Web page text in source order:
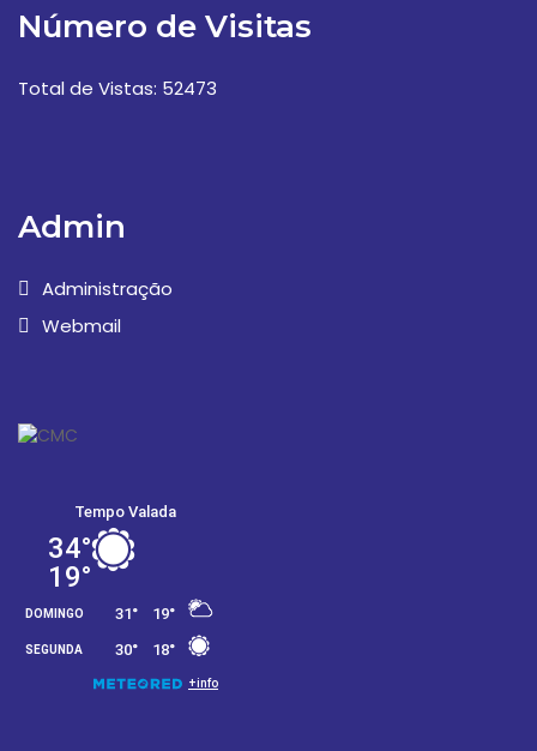
Número de Visitas
Total de Vistas: 52473
Admin
Administração
Webmail